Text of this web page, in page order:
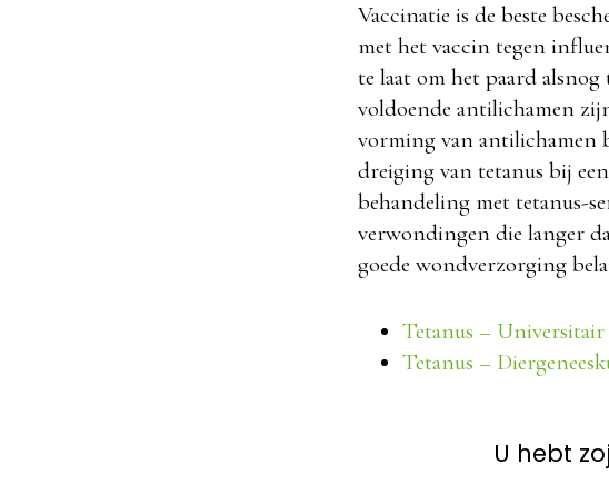
Vaccinatie is de beste
met het vaccin tegen
te laat om het paard
voldoende antilichamen
vorming van antilichamen
dreiging van tetanus bij
behandeling met tetanus-
verwondingen die langer
goede wondverzorging
Tetanus –
Tetanus –
U hebt